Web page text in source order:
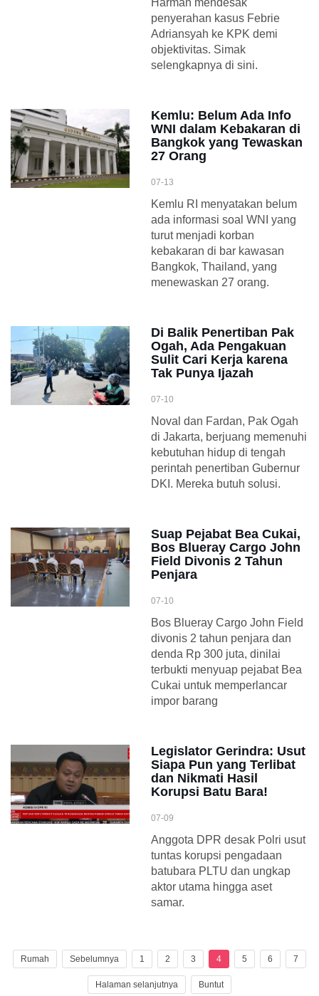
Harman mendesak
penyerahan kasus Febrie
Adriansyah ke KPK demi
objektivitas. Simak
selengkapnya di sini.
Kemlu: Belum Ada Info
WNI dalam Kebakaran di
Bangkok yang Tewaskan
27 Orang
07-13
Kemlu RI menyatakan belum
ada informasi soal WNI yang
turut menjadi korban
kebakaran di bar kawasan
Bangkok, Thailand, yang
menewaskan 27 orang.
Di Balik Penertiban Pak
Ogah, Ada Pengakuan
Sulit Cari Kerja karena
Tak Punya Ijazah
07-10
Noval dan Fardan, Pak Ogah
di Jakarta, berjuang memenuhi
kebutuhan hidup di tengah
perintah penertiban Gubernur
DKI. Mereka butuh solusi.
Suap Pejabat Bea Cukai,
Bos Blueray Cargo John
Field Divonis 2 Tahun
Penjara
07-10
Bos Blueray Cargo John Field
divonis 2 tahun penjara dan
denda Rp 300 juta, dinilai
terbukti menyuap pejabat Bea
Cukai untuk memperlancar
impor barang
Legislator Gerindra: Usut
Siapa Pun yang Terlibat
dan Nikmati Hasil
Korupsi Batu Bara!
07-09
Anggota DPR desak Polri usut
tuntas korupsi pengadaan
batubara PLTU dan ungkap
aktor utama hingga aset
samar.
Rumah Sebelumnya 1 2 3 4 5 6 7
Halaman selanjutnya
Buntut